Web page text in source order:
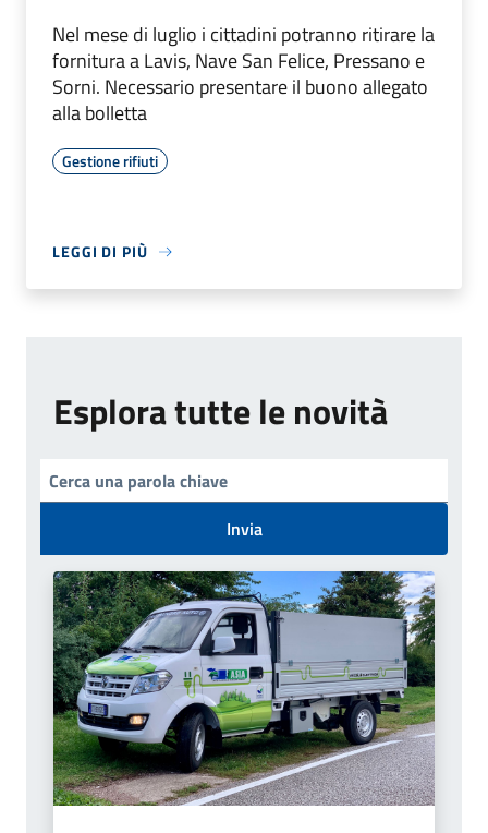
Nel mese di luglio i cittadini potranno ritirare la
fornitura a Lavis, Nave San Felice, Pressano e
Sorni. Necessario presentare il buono allegato
alla bolletta
Gestione rifiuti
LEGGI DI PIÙ
Esplora tutte le novità
Invia